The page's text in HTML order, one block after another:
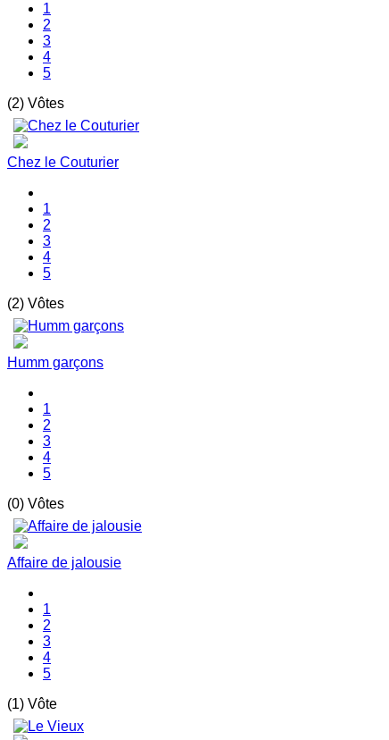
1
2
3
4
5
(2) Vôtes
Chez le Couturier
1
2
3
4
5
(2) Vôtes
Humm garçons
1
2
3
4
5
(0) Vôtes
Affaire de jalousie
1
2
3
4
5
(1) Vôte